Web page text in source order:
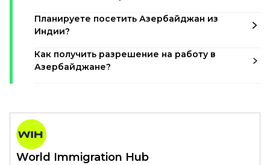
Планируете посетить Азербайджан из
Индии?
Как получить разрешение на работу в
Азербайджане?
World Immigration Hub